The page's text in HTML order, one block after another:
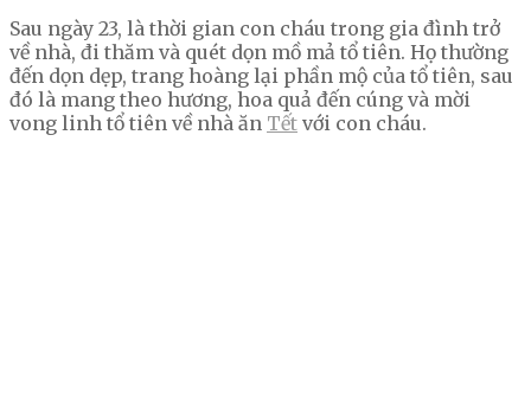
Sau ngày 23, là thời gian con cháu trong gia đình trở
về nhà, đi thăm và quét dọn mồ mả tổ tiên. Họ thường
đến dọn dẹp, trang hoàng lại phần mộ của tổ tiên, sau
đó là mang theo hương, hoa quả đến cúng và mời
vong linh tổ tiên về nhà ăn Tết với con cháu.